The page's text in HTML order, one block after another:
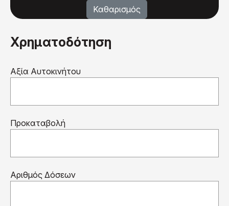
Χρηματοδότηση
Αξία Αυτοκινήτου
Προκαταβολή
Αριθμός Δόσεων